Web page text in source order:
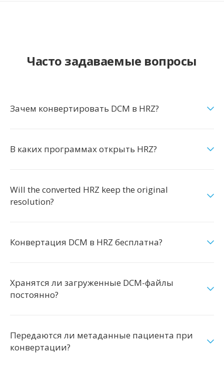
Часто задаваемые вопросы
Зачем конвертировать DCM в HRZ?
В каких программах открыть HRZ?
Will the converted HRZ keep the original
resolution?
Конвертация DCM в HRZ бесплатна?
Хранятся ли загруженные DCM-файлы
постоянно?
Передаются ли метаданные пациента при
конвертации?